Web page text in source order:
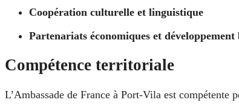
Coopération culturelle et linguistique
Partenariats économiques et
Compétence territoriale
L’Ambassade de France à Port-Vila est compétente